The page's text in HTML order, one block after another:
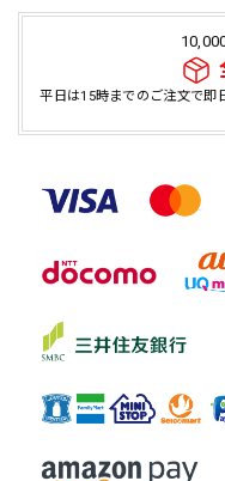
平日は15時までのご注文で